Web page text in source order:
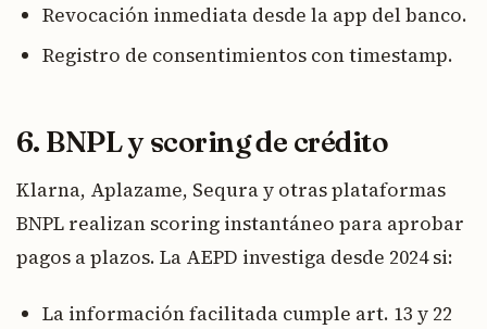
Revocación inmediata desde la app del banco.
Registro de consentimientos con timestamp.
6. BNPL y scoring de crédito
Klarna, Aplazame, Sequra y otras plataformas
BNPL realizan scoring instantáneo para aprobar
pagos a plazos. La AEPD investiga desde 2024 si:
La información facilitada cumple art. 13 y 22